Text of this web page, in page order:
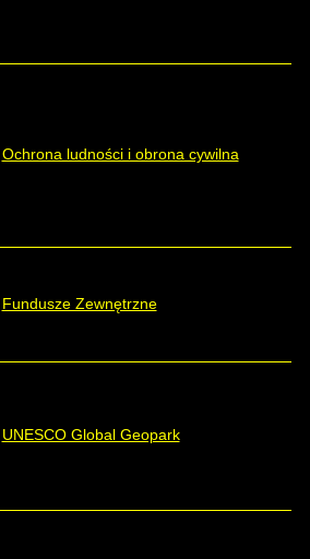
Ochrona ludności i obrona cywilna
Fundusze Zewnętrzne
UNESCO Global Geopark